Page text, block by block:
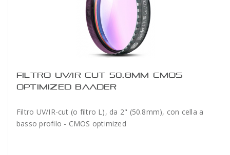
FILTRO UV/IR CUT 50,8MM CMOS
OPTIMIZED BAADER
Filtro UV/IR-cut (o filtro L), da 2" (50.8mm), con cella a
basso profilo - CMOS optimized